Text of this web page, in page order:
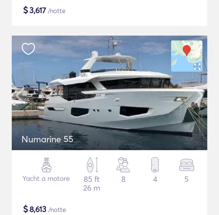
$3,617 /notte
Numarine 55
Yacht a motore
85 ft
26 m
8 4 5
$8,613 /notte